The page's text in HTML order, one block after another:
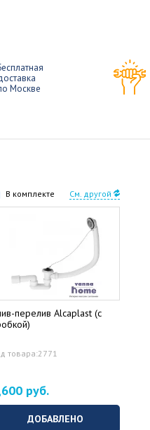
Москве
В комплекте См. другой
перелив Alcaplast (с
товара:2771
руб.
ДОБАВЛЕНО